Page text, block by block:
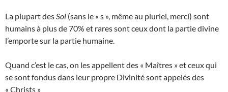
La plupart des Soi (sans le « s », même au pluriel, merci) sont
humains à plus de 70% et rares sont ceux dont la partie divine
l’emporte sur la partie humaine.
Quand c’est le cas, on les appellent des « Maîtres » et ceux qui
se sont fondus dans leur propre Divinité sont appelés des
« Christs »